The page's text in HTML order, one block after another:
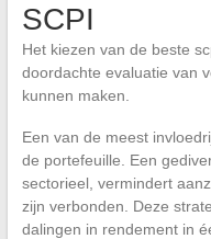
SCPI
Het kiezen van de beste
doordachte evaluatie van
kunnen maken.
Een van de meest
de portefeuille. Een
sectorieel, vermindert
zijn verbonden. Deze
dalingen in rendement in